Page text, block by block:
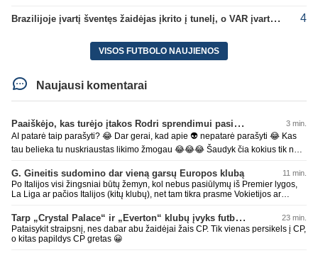
Brazilijoje įvartį šventęs žaidėjas įkrito į tunelį, o VAR įvartį atšaukė 4
VISOS FUTBOLO NAUJIENOS
Naujausi komentarai
Paaiškėjo, kas turėjo įtakos Rodri sprendimui pasirinkti Barselonos pusę 3 min.
AI patarė taip parašyti? 😂 Dar gerai, kad apie 👽 nepatarė parašyti 😂 Kas
tau belieka tu nuskriaustas likimo žmogau 😂😂😂 Šaudyk čia kokius tik nori
Dabar tik degredacija tavonžemyn, visu gražumu, 🤠 tu 😂😂😂 AI paklausk
kur smegenis pametei, gal pagaliau atrasi ir kaip tas pinokis gal žmogumi
pagaliau pavirsi, mors iš avino turbūt sunku bus išsivartyti, kaip patarimai
G. Gineitis sudomino dar vieną garsų Europos klubą 11 min.
Po Italijos visi žingsniai būtų žemyn, kol nebus pasiūlymų iš Premier lygos,
La Liga ar pačios Italijos (kitų klubų), net tam tikra prasme Vokietijos ar
belenkokius pasiūlymus teikti, nieko vertingo.
Tarp „Crystal Palace“ ir „Everton“ klubų įvyks futbolininkų mainai 23 min.
Pataisykit straipsnį, nes dabar abu žaidėjai žais CP. Tik vienas persikels į CP,
o kitas papildys CP gretas 😀